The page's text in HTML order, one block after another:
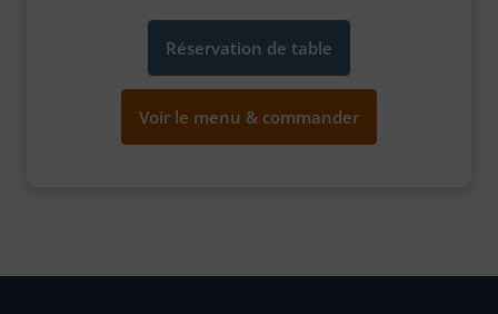
Réservation de table
Voir le menu & commander